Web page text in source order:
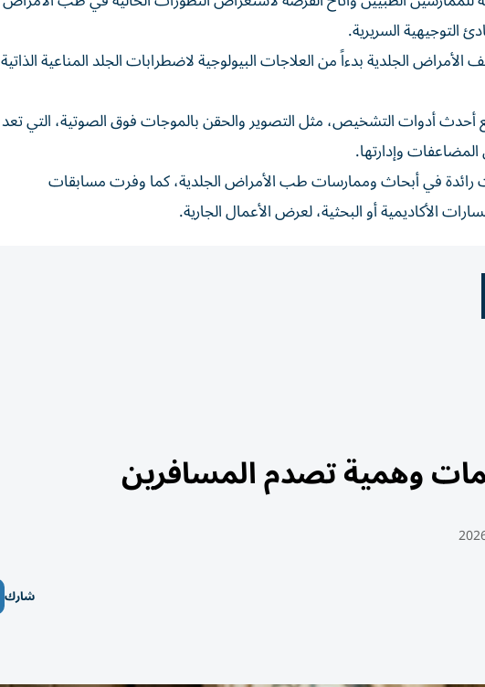
التوجيهية السريرية.
الجلدية بدءاً من العلاجات البيولوجية لاضطرابات الجلد المناعية الذاتية
أحدث أدوات التشخيص، مثل التصوير والحقن بالموجات فوق الصوتية، التي تعد
وإدارتها.
في أبحاث وممارسات طب الأمراض الجلدية، كما وفرت مسابقات
أو البحثية، لعرض الأعمال الجارية.
وهمية تصدم المسافرين
شارك